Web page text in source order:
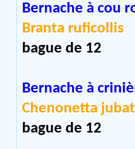
Bernache à cou
Branta ruficollis
bague de 12
Bernache à
Chenonetta
bague de 12